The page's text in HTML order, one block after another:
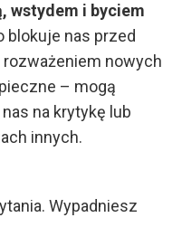
wstydem i byciem
blokuje nas przed
nowych
– mogą
na krytykę lub
innych.
Wypadniesz